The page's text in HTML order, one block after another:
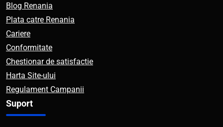
Blog Renania
Plata catre Renania
Cariere
Conformitate
Chestionar de satisfactie
Harta Site-ului
Regulament Campanii
Suport